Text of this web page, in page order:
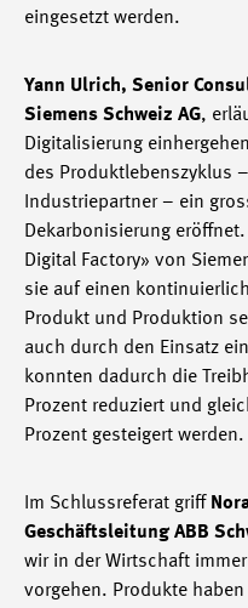
eingesetzt werden.
Yann Ulrich, Senior
Siemens Schweiz AG,
Digitalisierung
des Produktlebenszyklus
Industriepartner – ein
Dekarbonisierung
Digital Factory» von
sie auf einen
Produkt und Produktion
auch durch den Einsatz
konnten dadurch die
Prozent reduziert und
Prozent gesteigert werden.
Im Schlussreferat griff
Geschäftsleitung ABB
wir in der Wirtschaft
vorgehen. Produkte